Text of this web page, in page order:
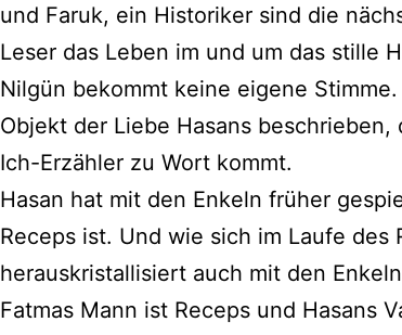
und Faruk, ein Historiker sind die
Leser das Leben im und um das stille
Nilgün bekommt keine eigene
Objekt der Liebe Hasans
Ich-Erzähler zu Wort kommt.
Hasan hat mit den Enkeln früher
Receps ist. Und wie sich im Laufe des
herauskristallisiert auch mit den
Fatmas Mann ist Receps und Hasans